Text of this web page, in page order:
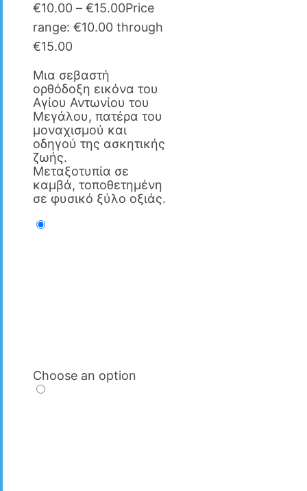
€10.00 – €15.00Price
range: €10.00 through
€15.00
Μια σεβαστή
ορθόδοξη εικόνα του
Αγίου Αντωνίου του
Μεγάλου, πατέρα του
μοναχισμού και
οδηγού της ασκητικής
ζωής.
Μεταξοτυπία σε
καμβά, τοποθετημένη
σε φυσικό ξύλο οξιάς.
Choose an option